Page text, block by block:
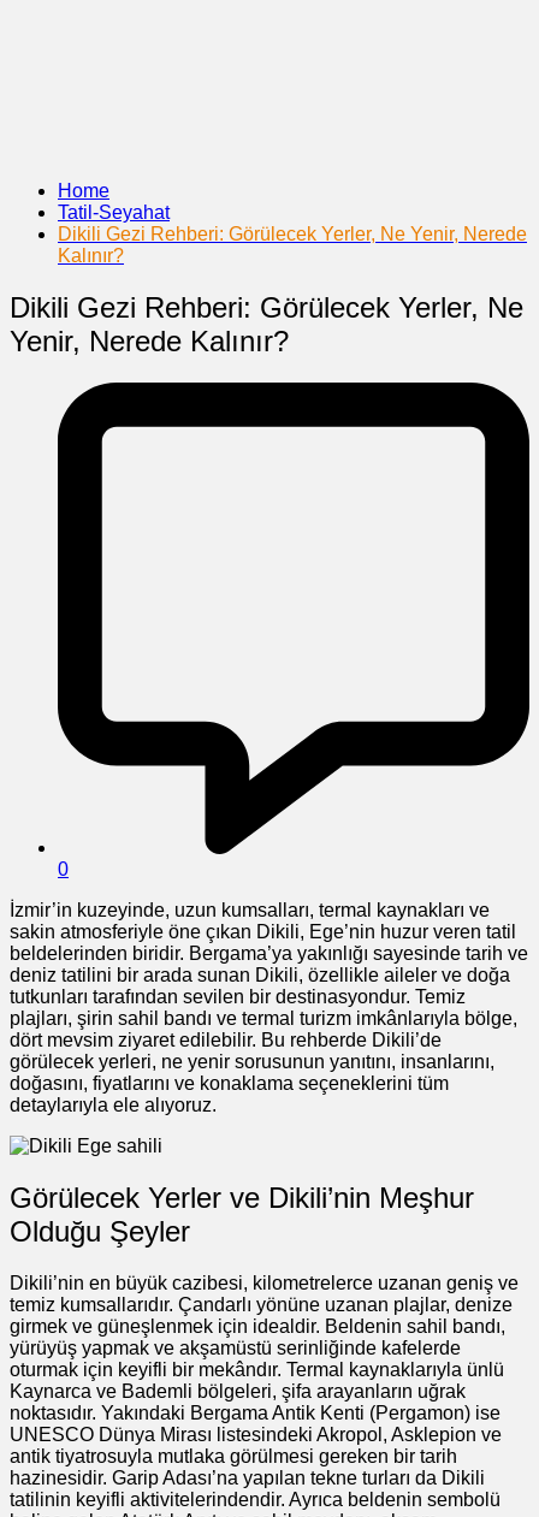
Home
Tatil-Seyahat
Dikili Gezi Rehberi: Görülecek Yerler, Ne Yenir, Nerede
Kalınır?
Dikili Gezi Rehberi: Görülecek Yerler, Ne
Yenir, Nerede Kalınır?
0
İzmir’in kuzeyinde, uzun kumsalları, termal kaynakları ve
sakin atmosferiyle öne çıkan Dikili, Ege’nin huzur veren tatil
beldelerinden biridir. Bergama’ya yakınlığı sayesinde tarih ve
deniz tatilini bir arada sunan Dikili, özellikle aileler ve doğa
tutkunları tarafından sevilen bir destinasyondur. Temiz
plajları, şirin sahil bandı ve termal turizm imkânlarıyla bölge,
dört mevsim ziyaret edilebilir. Bu rehberde Dikili’de
görülecek yerleri, ne yenir sorusunun yanıtını, insanlarını,
doğasını, fiyatlarını ve konaklama seçeneklerini tüm
detaylarıyla ele alıyoruz.
Görülecek Yerler ve Dikili’nin Meşhur
Olduğu Şeyler
Dikili’nin en büyük cazibesi, kilometrelerce uzanan geniş ve
temiz kumsallarıdır. Çandarlı yönüne uzanan plajlar, denize
girmek ve güneşlenmek için idealdir. Beldenin sahil bandı,
yürüyüş yapmak ve akşamüstü serinliğinde kafelerde
oturmak için keyifli bir mekândır. Termal kaynaklarıyla ünlü
Kaynarca ve Bademli bölgeleri, şifa arayanların uğrak
noktasıdır. Yakındaki Bergama Antik Kenti (Pergamon) ise
UNESCO Dünya Mirası listesindeki Akropol, Asklepion ve
antik tiyatrosuyla mutlaka görülmesi gereken bir tarih
hazinesidir. Garip Adası’na yapılan tekne turları da Dikili
tatilinin keyifli aktivitelerindendir. Ayrıca beldenin sembolü